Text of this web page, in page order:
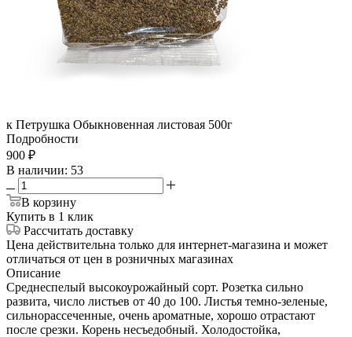
к Петрушка Обыкновенная листовая 500г
Подробности
900 ₽
В наличии: 53
В корзину
Купить в 1 клик
Рассчитать доставку
Цена действительна только для интернет-магазина и может
отличаться от цен в розничных магазинах
Описание
Среднеспелый высокоурожайный сорт. Розетка сильно
развита, число листьев от 40 до 100. Листья темно-зеленые,
сильнорассеченные, очень ароматные, хорошо отрастают
после срезки. Корень несъедобный. Холодостойка,